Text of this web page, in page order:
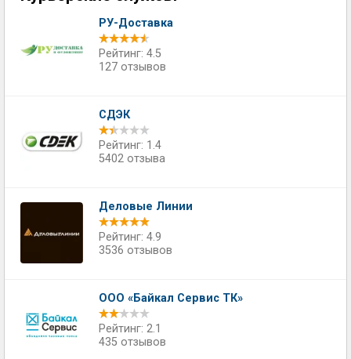
РУ-Доставка
Рейтинг: 4.5
127 отзывов
СДЭК
Рейтинг: 1.4
5402 отзыва
Деловые Линии
Рейтинг: 4.9
3536 отзывов
ООО «Байкал Сервис ТК»
Рейтинг: 2.1
435 отзывов